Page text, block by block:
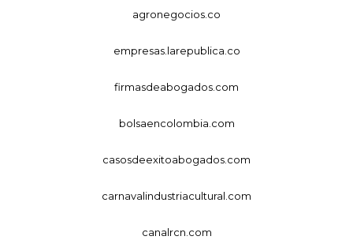
agronegocios.co
empresas.larepublica.co
firmasdeabogados.com
bolsaencolombia.com
casosdeexitoabogados.com
carnavalindustriacultural.com
canalrcn.com